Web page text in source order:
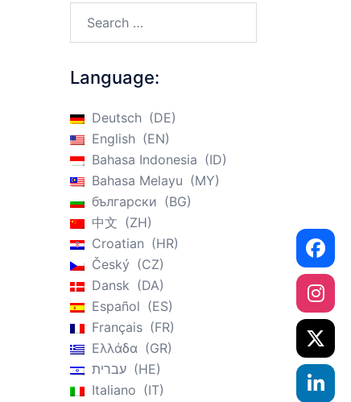
Language:
Deutsch
DE
English
EN
Bahasa Indonesia
ID
Bahasa Melayu
MY
български
BG
中文
ZH
Croatian
HR
Český
CZ
Dansk
DA
Español
ES
Français
FR
Ελλάδα
GR
עברית
HE
Italiano
IT